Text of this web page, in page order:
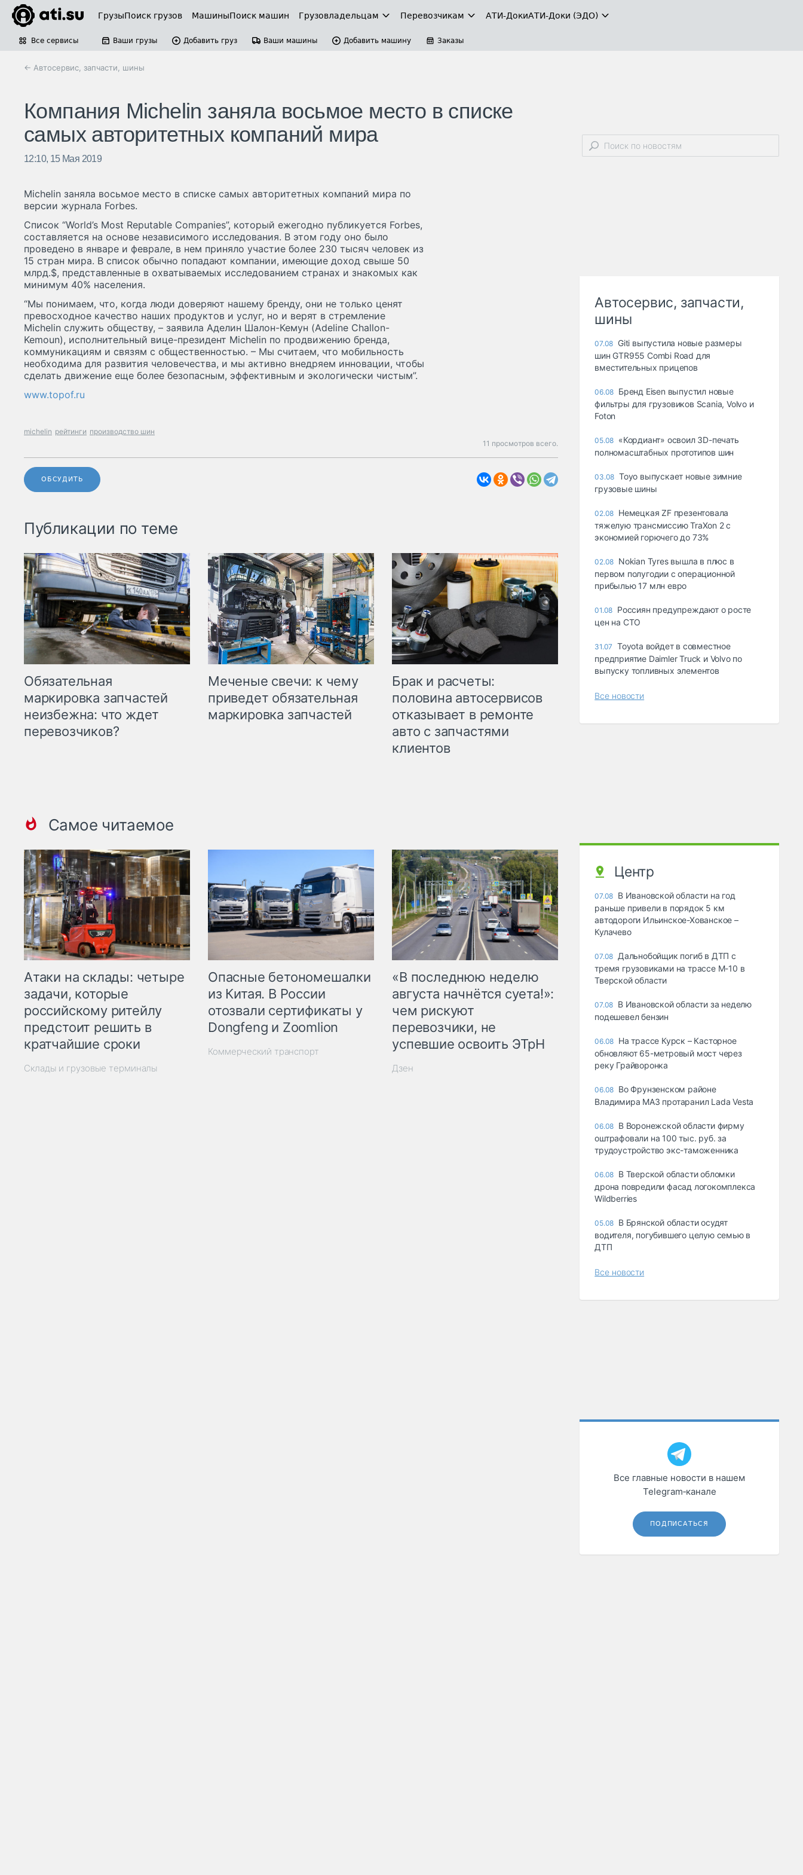
ГрузыПоиск грузов МашиныПоиск машин Грузовладельцам Перевозчикам АТИ-ДокиАТИ-Доки (ЭДО)
Все сервисы Ваши грузы Добавить груз Ваши машины Добавить машину Заказы
← Автосервис, запчасти, шины
Компания Michelin заняла восьмое место в списке
самых авторитетных компаний мира
12:10, 15 Мая 2019
Michelin заняла восьмое место в списке самых авторитетных компаний мира по
версии журнала Forbes.
Список “World’s Most Reputable Companies”, который ежегодно публикуется Forbes,
составляется на основе независимого исследования. В этом году оно было
проведено в январе и феврале, в нем приняло участие более 230 тысяч человек из
15 стран мира. В список обычно попадают компании, имеющие доход свыше 50
млрд.$, представленные в охватываемых исследованием странах и знакомых как
минимум 40% населения.
“Мы понимаем, что, когда люди доверяют нашему бренду, они не только ценят
превосходное качество наших продуктов и услуг, но и верят в стремление
Michelin служить обществу, – заявила Аделин Шалон-Кемун (Adeline Challon-
Kemoun), исполнительный вице-президент Michelin по продвижению бренда,
коммуникациям и связям с общественностью. – Мы считаем, что мобильность
необходима для развития человечества, и мы активно внедряем инновации, чтобы
сделать движение еще более безопасным, эффективным и экологически чистым”.
www.topof.ru
michelin рейтинги производство шин
11 просмотров всего.
ОБСУДИТЬ
Публикации по теме
Обязательная
маркировка запчастей
неизбежна: что ждет
перевозчиков?
Меченые свечи: к чему
приведет обязательная
маркировка запчастей
Брак и расчеты:
половина автосервисов
отказывает в ремонте
авто с запчастями
клиентов
Самое читаемое
Атаки на склады: четыре
задачи, которые
российскому ритейлу
предстоит решить в
кратчайшие сроки
Склады и грузовые терминалы
Опасные бетономешалки
из Китая. В России
отозвали сертификаты у
Dongfeng и Zoomlion
Коммерческий транспорт
«В последнюю неделю
августа начнётся суета!»:
чем рискуют
перевозчики, не
успевшие освоить ЭТрН
Дзен
Автосервис, запчасти,
шины
07.08 Giti выпустила новые размеры
шин GTR955 Combi Road для
вместительных прицепов
06.08 Бренд Eisen выпустил новые
фильтры для грузовиков Scania, Volvo и
Foton
05.08 «Кордиант» освоил 3D-печать
полномасштабных прототипов шин
03.08 Toyo выпускает новые зимние
грузовые шины
02.08 Немецкая ZF презентовала
тяжелую трансмиссию TraXon 2 с
экономией горючего до 73%
02.08 Nokian Tyres вышла в плюс в
первом полугодии с операционной
прибылью 17 млн евро
01.08 Россиян предупреждают о росте
цен на СТО
31.07
Toyota войдет в совместное
предприятие Daimler Truck и Volvo по
выпуску топливных элементов
Все новости
Центр
07.08 В Ивановской области на год
раньше привели в порядок 5 км
автодороги Ильинское-Хованское –
Кулачево
07.08 Дальнобойщик погиб в ДТП с
тремя грузовиками на трассе М-10 в
Тверской области
07.08 В Ивановской области за неделю
подешевел бензин
06.08 На трассе Курск – Касторное
обновляют 65-метровый мост через
реку Грайворонка
06.08 Во Фрунзенском районе
Владимира МАЗ протаранил Lada Vesta
06.08 В Воронежской области фирму
оштрафовали на 100 тыс. руб. за
трудоустройство экс-таможенника
06.08 В Тверской области обломки
дрона повредили фасад логокомплекса
Wildberries
05.08 В Брянской области осудят
водителя, погубившего целую семью в
ДТП
Все новости
Все главные новости в нашем
Telegram‑канале
ПОДПИСАТЬСЯ